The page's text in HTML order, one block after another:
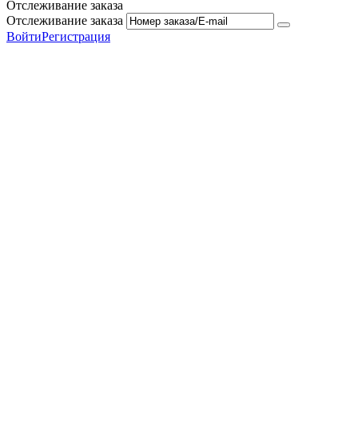
Отслеживание заказа
Отслеживание заказа
ВойтиРегистрация